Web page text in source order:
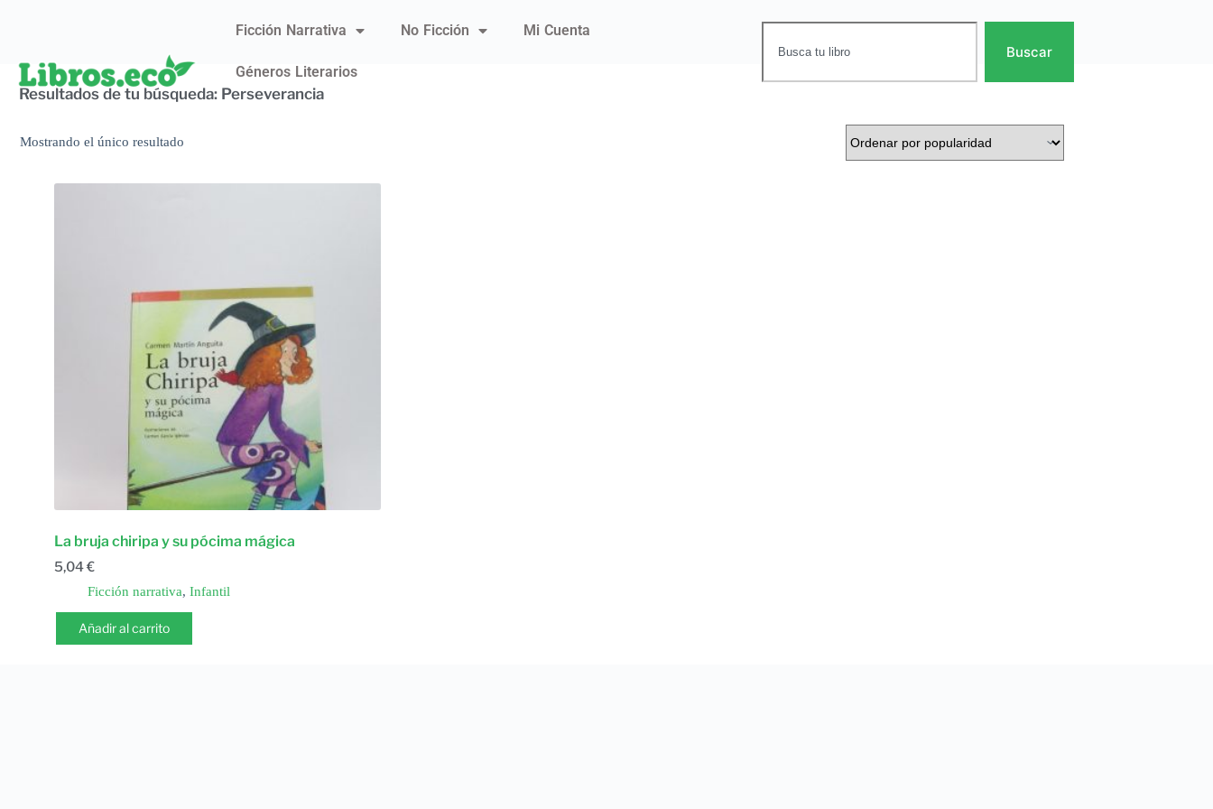
Ficción Narrativa No Ficción Mi Cuenta
Géneros Literarios
Buscar
Resultados de tu búsqueda: Perseverancia
Mostrando el único resultado
La bruja chiripa y su pócima mágica
5,04€
Ficción narrativa, Infantil
Añadir al carrito